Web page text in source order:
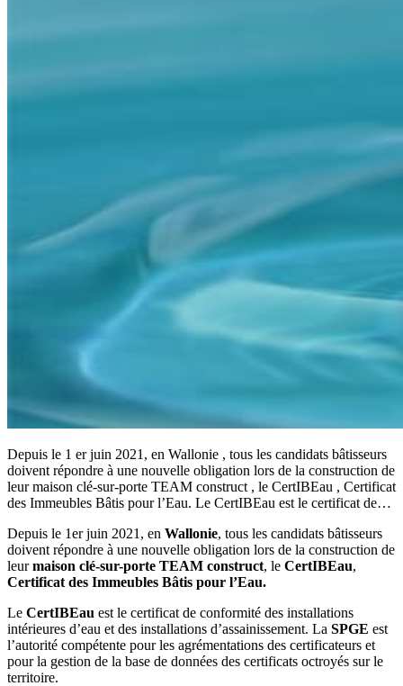
Depuis le 1 er juin 2021, en Wallonie , tous les candidats bâtisseurs
doivent répondre à une nouvelle obligation lors de la construction de
leur maison clé-sur-porte TEAM construct , le CertIBEau , Certificat
des Immeubles Bâtis pour l’Eau. Le CertIBEau est le certificat de…
Depuis le 1er juin 2021, en Wallonie, tous les candidats bâtisseurs
doivent répondre à une nouvelle obligation lors de la construction de
leurmaison clé-sur-porte TEAM construct, le CertIBEau,
Certificat des Immeubles Bâtis pour l’Eau.
Le CertIBEau est le certificat de conformité des installations
intérieures d’eau et des installations d’assainissement. La SPGE est
l’autorité compétente pour les agrémentations des certificateurs et
pour la gestion de la base de données des certificats octroyés sur le
territoire.